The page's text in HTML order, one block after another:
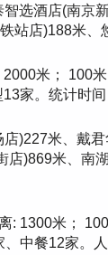
选酒店(南京
站店)188米、
米； 100
家。统计时间
)227米、戴
)869米、南
: 1300米；
中餐12家。